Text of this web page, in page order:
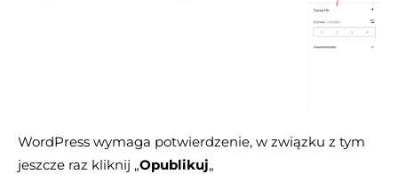
WordPress wymaga potwierdzenie, w związku z tym
jeszcze raz kliknij „Opublikuj„